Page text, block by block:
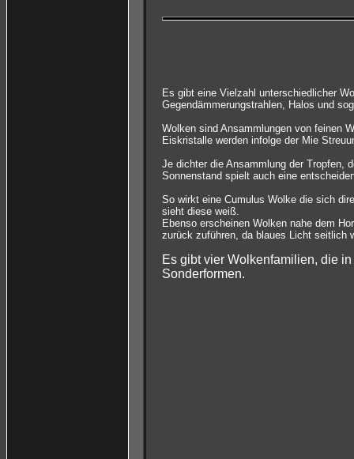
Es gibt eine Vielzahl unterschiedlicher
Gegendämmerungstrahlen, Halos und
Wolken sind Ansammlungen von feinen
Eiskristalle werden infolge der Mie
Je dichter die Ansammlung der Tropfen,
Sonnenstand spielt auch eine
So wirkt eine Cumulus Wolke die sich
sieht diese weiß.
Ebenso erscheinen Wolken nahe dem
zurück zuführen, da blaues Licht seitlich
Es gibt vier Wolkenfamilien, die
Sonderformen.